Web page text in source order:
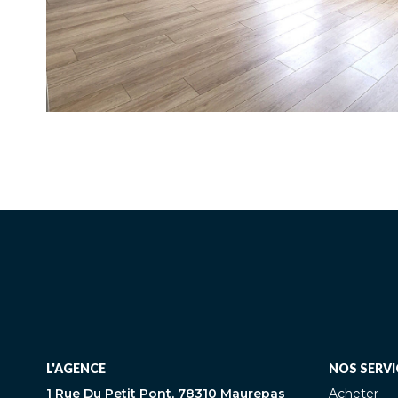
L'AGENCE
1 Rue Du Petit Pont, 78310 Maurepas
NOS
Acheter